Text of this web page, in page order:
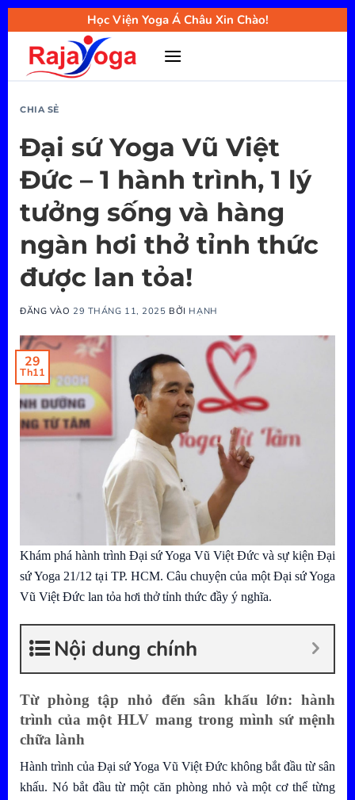
Bỏ
qua
nội
Học Viện Yoga Á Châu Xin Chào!
CHIA SẺ
Đại sứ Yoga Vũ Việt
Đức – 1 hành trình, 1 lý
tưởng sống và hàng
ngàn hơi thở tỉnh thức
được lan tỏa!
ĐĂNG VÀO 29 THÁNG 11, 2025 BỞI HẠNH
29
Th11
Khám phá hành trình Đại sứ Yoga Vũ Việt Đức và sự kiện Đại
sứ Yoga 21/12 tại TP. HCM. Câu chuyện của một Đại sứ Yoga
Vũ Việt Đức lan tỏa hơi thở tỉnh thức đầy ý nghĩa.
Nội dung chính
Từ phòng tập nhỏ đến sân khấu lớn: hành
trình của một HLV mang trong mình sứ mệnh
chữa lành
Hành trình của Đại sứ Yoga Vũ Việt Đức không bắt đầu từ sân
khấu. Nó bắt đầu từ một căn phòng nhỏ và một cơ thể từng